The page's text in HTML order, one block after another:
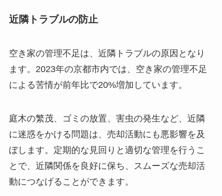
近隣トラブルの防止
空き家の管理不足は、近隣トラブルの原因となり
ます。2023年の京都市内では、空き家の管理不足
による苦情が前年比で20%増加しています。
庭木の繁茂、ゴミの放置、害虫の発生など、近隣
に迷惑をかける問題は、売却活動にも悪影響を及
ぼします。定期的な見回りと適切な管理を行うこ
とで、近隣関係を良好に保ち、スムーズな売却活
動につなげることができます。